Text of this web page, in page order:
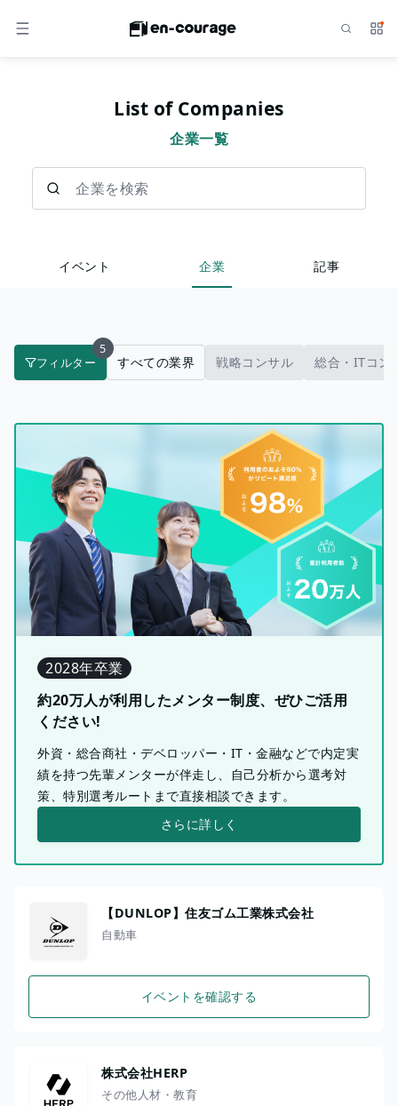
メニュー サ
List of Companies
企業一覧
イベント 企業 記事
フィルター
5
すべての業界 戦略コンサル 総合・ITコン
2028年卒業
約20万人が利用したメンター制度、ぜひご活用
ください!
外資・総合商社・デベロッパー・IT・金融などで内定実
績を持つ先輩メンターが伴走し、自己分析から選考対
策、特別選考ルートまで直接相談できます。
さらに詳しく
【DUNLOP】住友ゴム工業株式会社
自動車
イベントを確認する
株式会社HERP
その他人材・教育